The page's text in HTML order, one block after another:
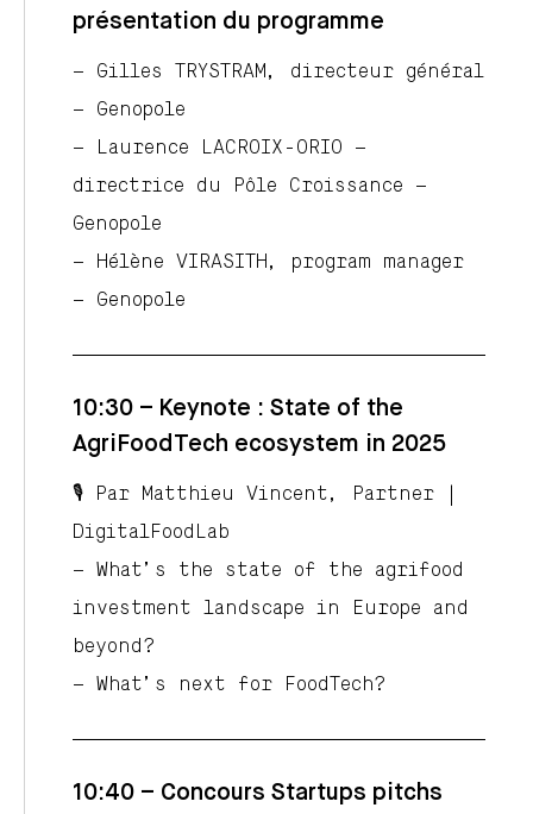
présentation du programme
– Gilles TRYSTRAM, directeur général
– Genopole
– Laurence LACROIX-ORIO –
directrice du Pôle Croissance –
Genopole
– Hélène VIRASITH, program manager
– Genopole
10:30 – Keynote : State of the
AgriFoodTech ecosystem in 2025
🎙️ Par Matthieu Vincent, Partner |
DigitalFoodLab
– What’s the state of the agrifood
investment landscape in Europe and
beyond?
– What’s next for FoodTech?
10:40 – Concours Startups pitchs